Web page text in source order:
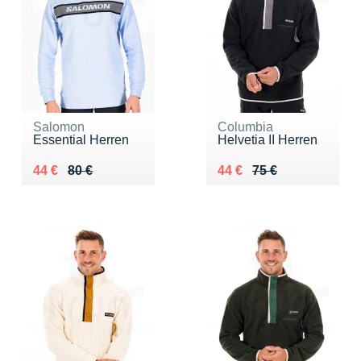
Salomon
Essential Herren
80 €
Au lieu de 80 €
44 €
Vendu 44 €
Columbia
Helvetia II Herren
75 €
Au lieu de 75 €
44 €
Vendu 44 €